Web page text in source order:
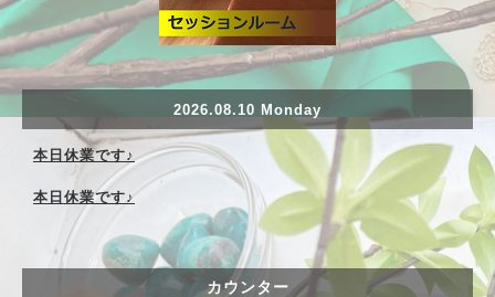
2026.08.10 Monday
本日休業です♪
本日休業です♪
カウンター